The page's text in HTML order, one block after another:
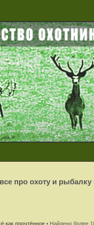
про охоту и
как прочтённое • Найдено более